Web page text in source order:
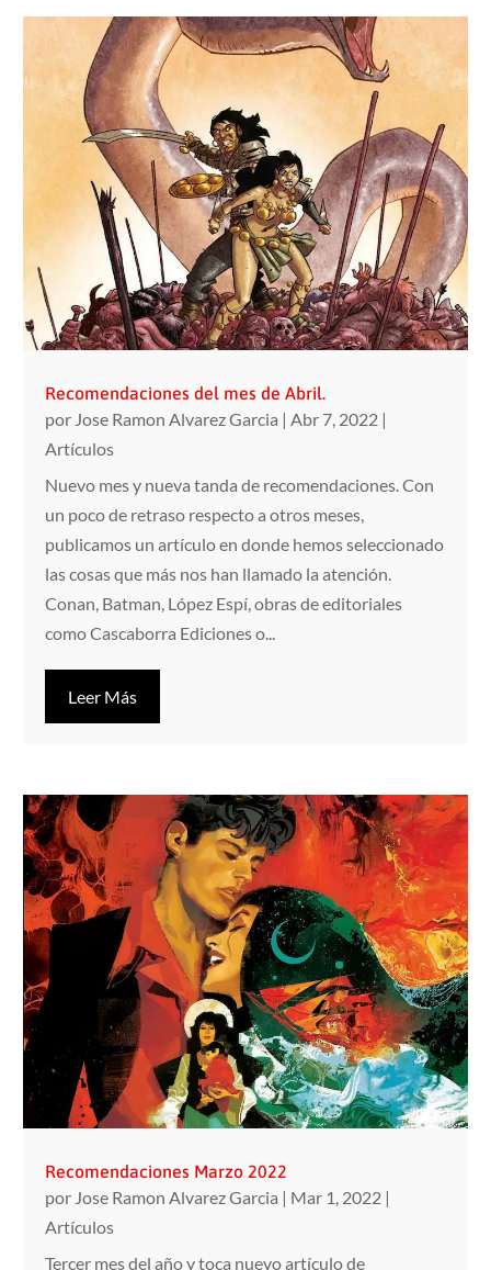
Recomendaciones del mes de Abril.
por Jose Ramon Alvarez Garcia |Abr 7, 2022 |
Artículos
Nuevo mes y nueva tanda de recomendaciones. Con
un poco de retraso respecto a otros meses,
publicamos un artículo en donde hemos seleccionado
las cosas que más nos han llamado la atención.
Conan, Batman, López Espí, obras de editoriales
como Cascaborra Ediciones o...
Leer Más
Recomendaciones Marzo 2022
por Jose Ramon Alvarez Garcia | Mar 1, 2022 |
Artículos
Tercer mes del año y toca nuevo artículo de